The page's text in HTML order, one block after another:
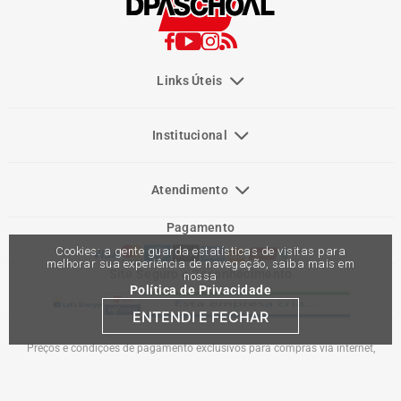
Cookies: a gente guarda estatísticas de visitas para
melhorar sua experiência de navegação, saiba mais em
nossa
Política de Privacidade
ENTENDI E FECHAR
Links Úteis
Institucional
Atendimento
Pagamento
Site Seguro e Reconhecimento
Preços e condições de pagamento exclusivos para compras via internet,